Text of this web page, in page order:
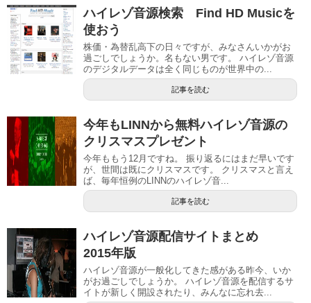
ハイレゾ音源検索 Find HD Musicを
使おう
株価・為替乱高下の日々ですが、みなさんいかがお
過ごしでしょうか。名もない男です。 ハイレゾ音源
のデジタルデータは全く同じものが世界中の...
記事を読む
今年もLINNから無料ハイレゾ音源の
クリスマスプレゼント
今年ももう12月ですね。 振り返るにはまだ早いです
が、世間は既にクリスマスです。 クリスマスと言え
ば、毎年恒例のLINNのハイレゾ音...
記事を読む
ハイレゾ音源配信サイトまとめ
2015年版
ハイレゾ音源が一般化してきた感がある昨今、いか
がお過ごしでしょうか。 ハイレゾ音源を配信するサ
イトが新しく開設されたり、みんなに忘れ去...